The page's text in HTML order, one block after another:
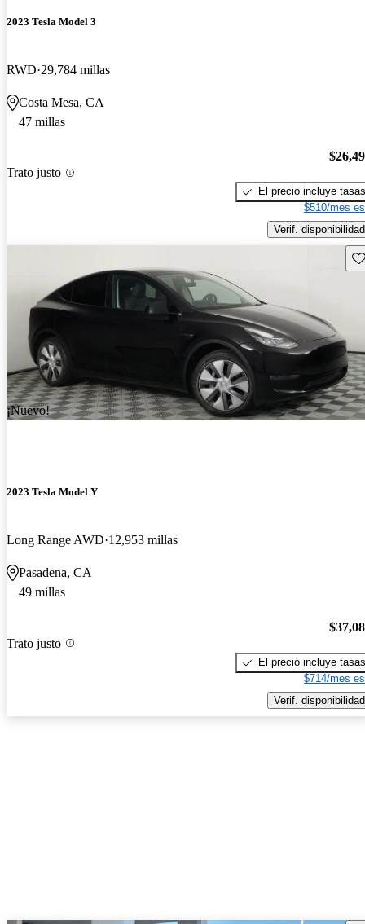
2023 Tesla Model 3
RWD 29,784 millas
Costa Mesa, CA
47 millas
Trato justo
El precio incluye tasas
$510/mes
Verif. disponibilidad
¡Nuevo!
2023 Tesla Model Y
Long Range AWD 12,953 millas
Pasadena, CA
49 millas
Trato justo
El precio incluye tasas
$714/mes
Verif. disponibilidad